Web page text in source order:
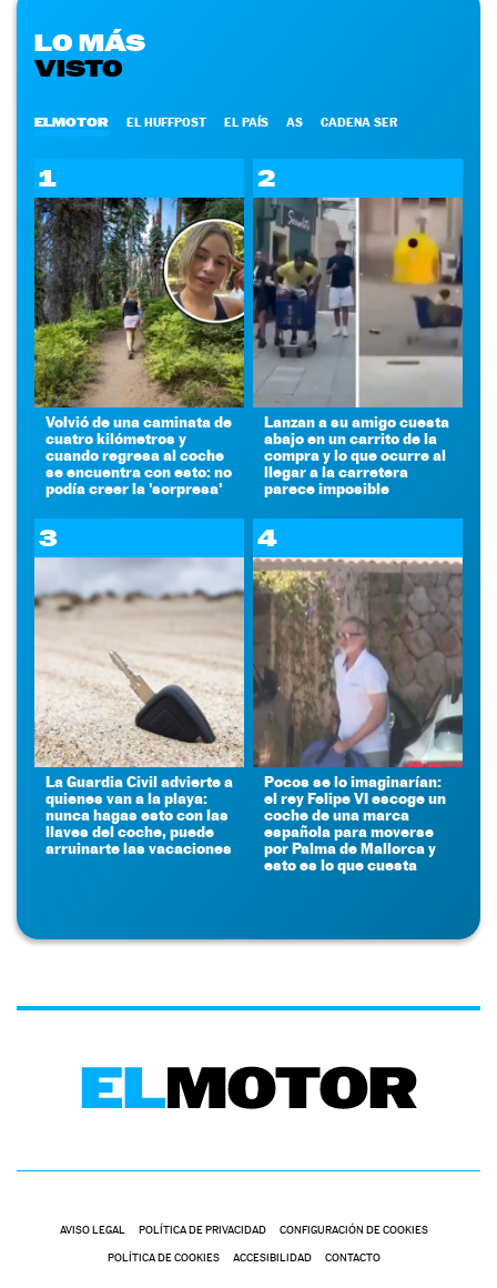
LO MÁS
VISTO
ELMOTOR EL HUFFPOST EL PAÍS AS CADENA SER
1
Volvió de una caminata de
cuatro kilómetros y
cuando regresa al coche
se encuentra con esto: no
podía creer la 'sorpresa'
2
Lanzan a su amigo cuesta
abajo en un carrito de la
compra y lo que ocurre al
llegar a la carretera
parece imposible
3
La Guardia Civil advierte a
quienes van a la playa:
nunca hagas esto con las
llaves del coche, puede
arruinarte las vacaciones
4
Pocos se lo imaginarían:
el rey Felipe VI escoge un
coche de una marca
española para moverse
por Palma de Mallorca y
esto es lo que cuesta
AVISO LEGAL POLÍTICA DE PRIVACIDAD CONFIGURACIÓN DE COOKIES
POLÍTICA DE COOKIES ACCESIBILIDAD CONTACTO